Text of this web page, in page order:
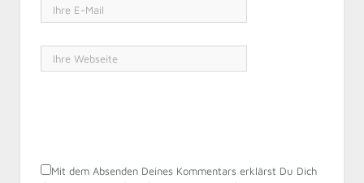
Mit dem Absenden Deines Kommentars erklärst Du Dich